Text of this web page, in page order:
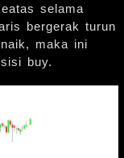
selama
bergerak turun
maka ini
buy.